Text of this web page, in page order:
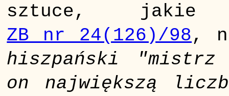
sztuce,
ZB nr 24(126)/98,
hiszpański
on największą